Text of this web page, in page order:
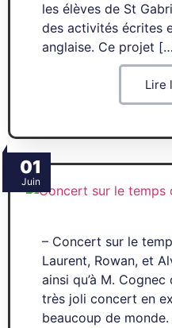
les élèves de St
des activités écrites
anglaise. Ce projet
Lire
01
Juin
– Concert sur le
Laurent, Rowan, et
ainsi qu’à M.
très joli concert en
beaucoup de